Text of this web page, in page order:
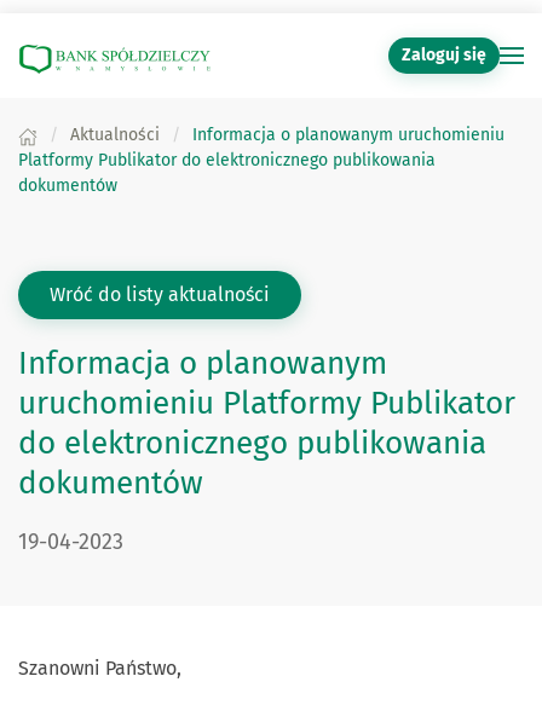
Zaloguj się
Aktualności
Informacja o planowanym uruchomieniu
Platformy Publikator do elektronicznego publikowania
dokumentów
Wróć do listy aktualności
Informacja o planowanym
uruchomieniu Platformy Publikator
do elektronicznego publikowania
dokumentów
DATA PUBLIKACJI:
19-04-2023
Szanowni Państwo,